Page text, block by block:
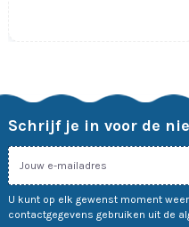
Schrijf je in voor de
U kunt op elk gewenst moment
contactgegevens gebruiken uit de